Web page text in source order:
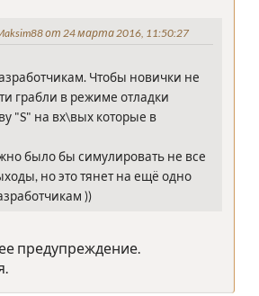
от 24 марта 2016, 11:50:27
Чтобы новички не
грабли в режиме отладки
"S" на вх\вых которые в
было бы симулировать не все
но это тянет на ещё одно
))
предупреждение.